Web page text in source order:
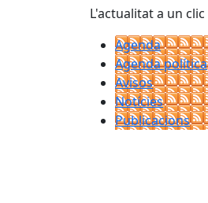
L'actualitat a un clic
Agenda
Agenda política
Avisos
Notícies
Publicacions